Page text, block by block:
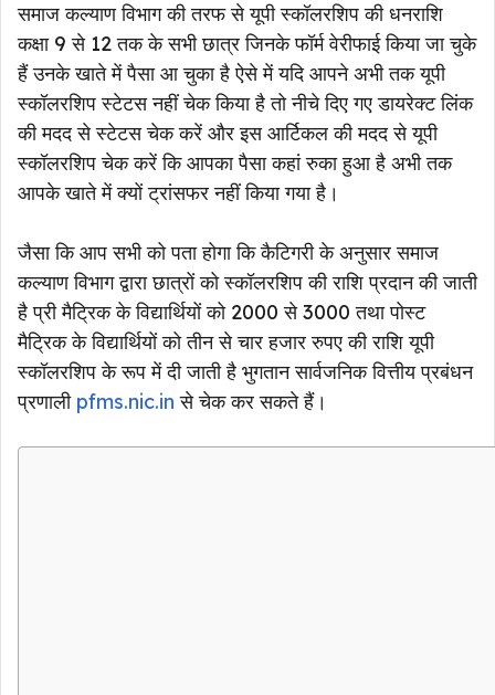
समाज कल्याण विभाग की तरफ से यूपी स्कॉलरशिप की धनराशि
कक्षा 9 से 12 तक के सभी छात्र जिनके फॉर्म वेरीफाई किया जा चुके
हैं उनके खाते में पैसा आ चुका है ऐसे में यदि आपने अभी तक यूपी
स्कॉलरशिप स्टेटस नहीं चेक किया है तो नीचे दिए गए डायरेक्ट लिंक
की मदद से स्टेटस चेक करें और इस आर्टिकल की मदद से यूपी
स्कॉलरशिप चेक करें कि आपका पैसा कहां रुका हुआ है अभी तक
आपके खाते में क्यों ट्रांसफर नहीं किया गया है।
जैसा कि आप सभी को पता होगा कि कैटिगरी के अनुसार समाज
कल्याण विभाग द्वारा छात्रों को स्कॉलरशिप की राशि प्रदान की जाती
है प्री मैट्रिक के विद्यार्थियों को 2000 से 3000 तथा पोस्ट
मैट्रिक के विद्यार्थियों को तीन से चार हजार रुपए की राशि यूपी
स्कॉलरशिप के रूप में दी जाती है भुगतान सार्वजनिक वित्तीय प्रबंधन
प्रणाली pfms.nic.in से चेक कर सकते हैं।